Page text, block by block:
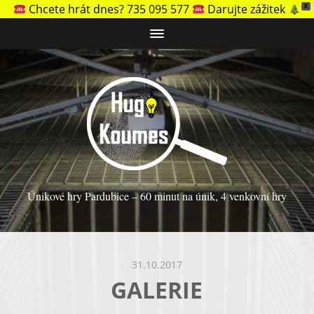
X
Chcete hrát dnes? 735 095 577 Darujte zážitek
Únikové hry Pardubice – 60 minut na únik, 4 venkovní hry
31.10.2017
GALERIE